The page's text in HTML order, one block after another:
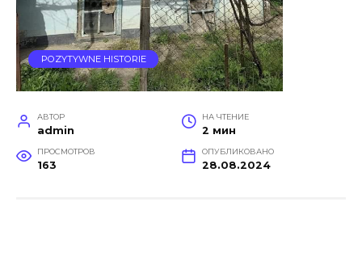
POZYTYWNE HISTORIE
АВТОР
admin
НА ЧТЕНИЕ
2 мин
ПРОСМОТРОВ
163
ОПУБЛИКОВАНО
28.08.2024